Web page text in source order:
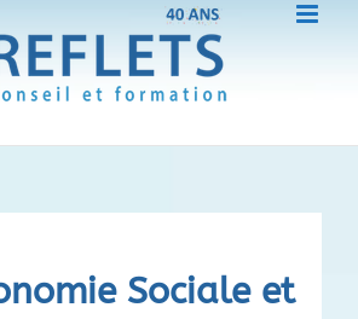
Sociale et